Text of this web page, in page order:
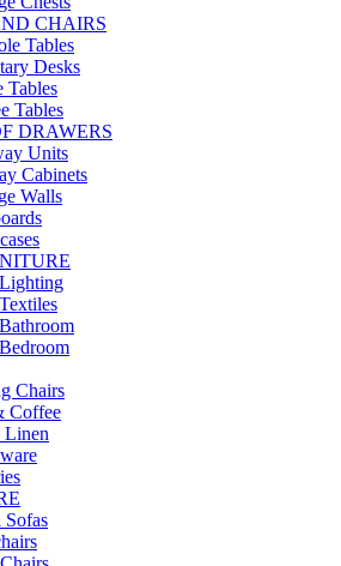
CHAIRS
Tables
Desks
Tables
Tables
DRAWERS
Units
Cabinets
Walls
Chairs
Coffee
Linen
Sofas